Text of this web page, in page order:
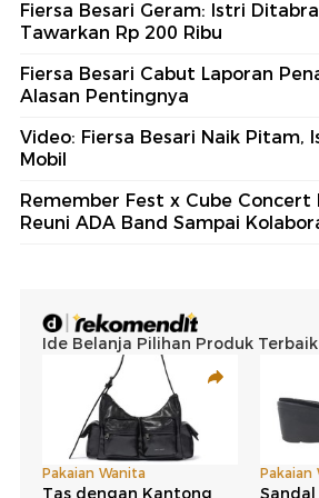
Fiersa Besari Geram: Istri
Tawarkan Rp 200 Ribu
Fiersa Besari Cabut Laporan
Alasan Pentingnya
Video: Fiersa Besari Naik Pitam,
Mobil
Remember Fest x Cube Concert
Reuni ADA Band Sampai